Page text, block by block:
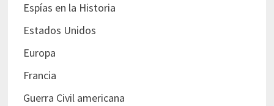
Espías en la Historia
Estados Unidos
Europa
Francia
Guerra Civil americana